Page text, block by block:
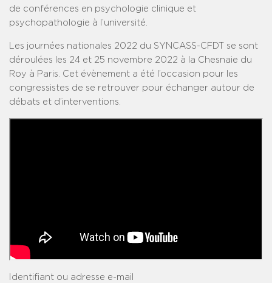
de conférences en psychologie clinique et
psychopathologie à l’université.
Les journées nationales 2022 du SYNCASS-CFDT se sont
déroulées les 24 et 25 novembre 2022 à la Chesnaie du
Roy à Paris. Cet évènement a été l’occasion pour les
congressistes de se retrouver pour échanger autour de
débats et d’interventions.
Identifiant ou adresse e-mail